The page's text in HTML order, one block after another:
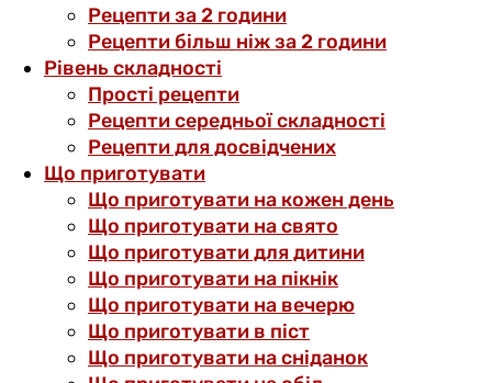
Рецепти за 2 години
Рецепти більш ніж за 2 години
Рівень складності
Прості рецепти
Рецепти середньої складності
Рецепти для досвідчених
Що приготувати
Що приготувати на кожен день
Що приготувати на свято
Що приготувати для дитини
Що приготувати на пікнік
Що приготувати на вечерю
Що приготувати в піст
Що приготувати на сніданок